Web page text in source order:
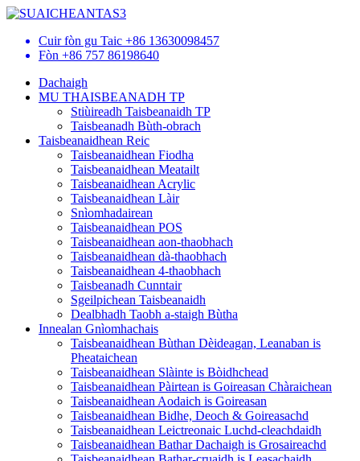
Cuir fòn gu Taic +86 13630098457
Fòn +86 757 86198640
Dachaigh
MU THAISBEANADH TP
Stiùireadh Taisbeanaidh TP
Taisbeanadh Bùth-obrach
Taisbeanaidhean Reic
Taisbeanaidhean Fiodha
Taisbeanaidhean Meatailt
Taisbeanaidhean Acrylic
Taisbeanaidhean Làir
Snìomhadairean
Taisbeanaidhean POS
Taisbeanaidhean aon-thaobhach
Taisbeanaidhean dà-thaobhach
Taisbeanaidhean 4-thaobhach
Taisbeanadh Cunntair
Sgeilpichean Taisbeanaidh
Dealbhadh Taobh a-staigh Bùtha
Innealan Gnìomhachais
Taisbeanaidhean Bùthan Dèideagan, Leanaban is
Pheataichean
Taisbeanaidhean Slàinte is Bòidhchead
Taisbeanaidhean Pàirtean is Goireasan Chàraichean
Taisbeanaidhean Aodaich is Goireasan
Taisbeanaidhean Bidhe, Deoch & Goireasachd
Taisbeanaidhean Leictreonaic Luchd-cleachdaidh
Taisbeanaidhean Bathar Dachaigh is Grosaireachd